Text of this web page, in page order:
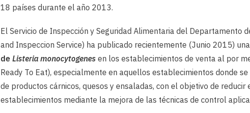
18 países durante el año 2013.
El Servicio de Inspección y Seguridad Alimentaria del Departamento
and Inspeccion Service) ha publicado recientemente (Junio 2015) una
de Listeria monocytogenes en los establecimientos de venta al por
Ready To Eat), especialmente en aquellos establecimientos donde
de productos cárnicos, quesos y ensaladas, con el objetivo de
establecimientos mediante la mejora de las técnicas de control